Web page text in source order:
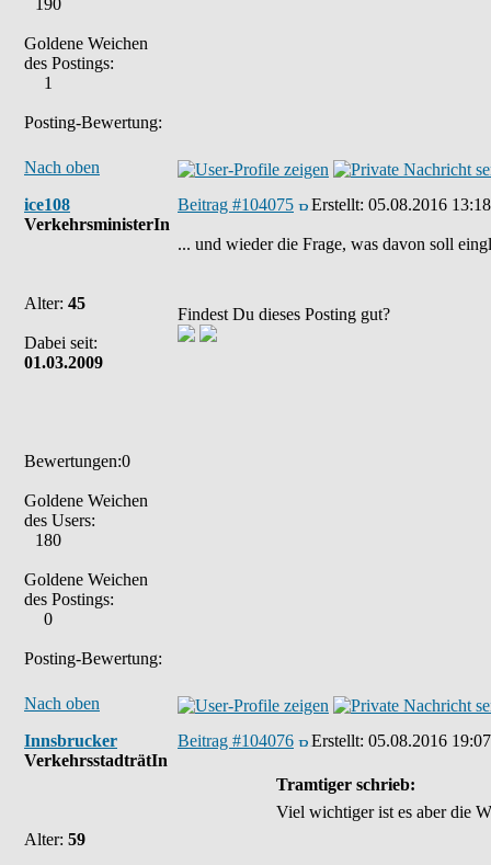
190
Goldene Weichen
des Postings:
1
Posting-Bewertung:
Nach oben
ice108
VerkehrsministerIn
Alter: 45
Dabei seit:
01.03.2009
Bewertungen:0
Goldene Weichen
des Users:
180
Goldene Weichen
des Postings:
0
Posting-Bewertung:
Beitrag #104075 Erstellt: 05.08.2016 13:18
... und wieder die Frage, was davon soll
Findest Du dieses Posting gut?
Nach oben
Innsbrucker
VerkehrsstadträtIn
Alter: 59
Beitrag #104076 Erstellt: 05.08.2016 19:07
Tramtiger schrieb:
Viel wichtiger ist es aber die